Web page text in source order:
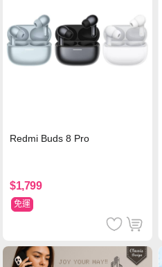
Redmi Buds 8 Pro
$1,799
免運